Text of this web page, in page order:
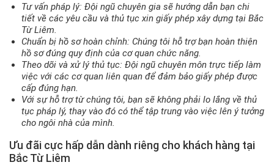
Tư vấn pháp lý: Đội ngũ chuyên gia sẽ hướng dẫn bạn chi
tiết về các yêu cầu và thủ tục xin giấy phép xây dựng tại Bắc
Từ Liêm.
Chuẩn bị hồ sơ hoàn chỉnh: Chúng tôi hỗ trợ bạn hoàn thiện
hồ sơ đúng quy định của cơ quan chức năng.
Theo dõi và xử lý thủ tục: Đội ngũ chuyên môn trực tiếp làm
việc với các cơ quan liên quan để đảm bảo giấy phép được
cấp đúng hạn.
Với sự hỗ trợ từ chúng tôi, bạn sẽ không phải lo lắng về thủ
tục pháp lý, thay vào đó có thể tập trung vào việc lên ý tưởng
cho ngôi nhà của mình.
Ưu đãi cực hấp dẫn dành riêng cho khách hàng tại
Bắc Từ Liêm